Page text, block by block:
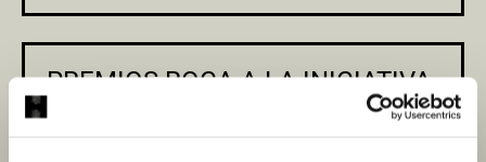
PREMIOS ROCA A LA INICIATIVA
HOTELERA